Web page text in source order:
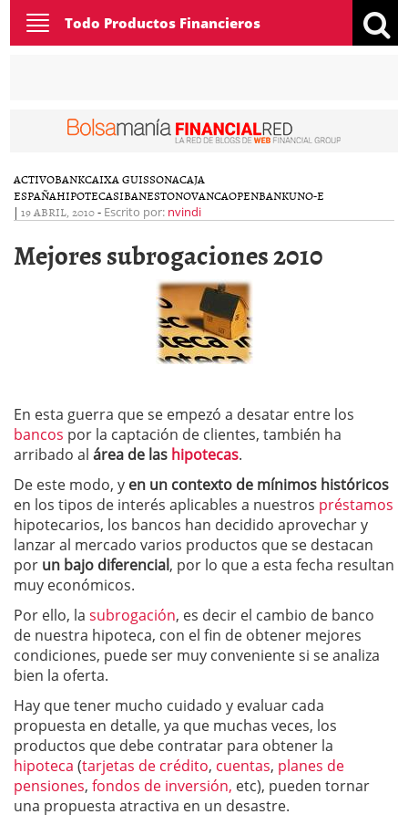
Toggle
navigation
Todo Productos Financieros
ACTIVOBANKCAIXA GUISSONACAJA
ESPAÑAHIPOTECASIBANESTONOVANCAOPENBANKUNO-E
| 19 ABRIL, 2010- Escrito por: nvindi
Mejores subrogaciones 2010
En esta guerra que se empezó a desatar entre los
bancos por la captación de clientes, también ha
arribado al área de las hipotecas.
De este modo, y en un contexto de mínimos históricos
en los tipos de interés aplicables a nuestros préstamos
hipotecarios, los bancos han decidido aprovechar y
lanzar al mercado varios productos que se destacan
por un bajo diferencial, por lo que a esta fecha resultan
muy económicos.
Por ello, la subrogación, es decir el cambio de banco
de nuestra hipoteca, con el fin de obtener mejores
condiciones, puede ser muy conveniente si se analiza
bien la oferta.
Hay que tener mucho cuidado y evaluar cada
propuesta en detalle, ya que muchas veces, los
productos que debe contratar para obtener la
hipoteca (tarjetas de crédito, cuentas, planes de
pensiones, fondos de inversión, etc), pueden tornar
una propuesta atractiva en un desastre.